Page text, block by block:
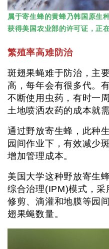
属于寄生蜂的黄蜂乃韩国原生
获得美国农业部的许可证，正
繁殖率高难防治
斑翅果蝇难于防治，主
高，每年会有很多代。
不断使用虫药，有时一
土地喷洒农药的成本就
通过野放寄生蜂，此种
园间作业下，有效减少
增加管理成本。
美国大学这种野放寄生
综合治理(IPM)模式，
修剪、滴灌和地膜等园
翅果蝇数量。